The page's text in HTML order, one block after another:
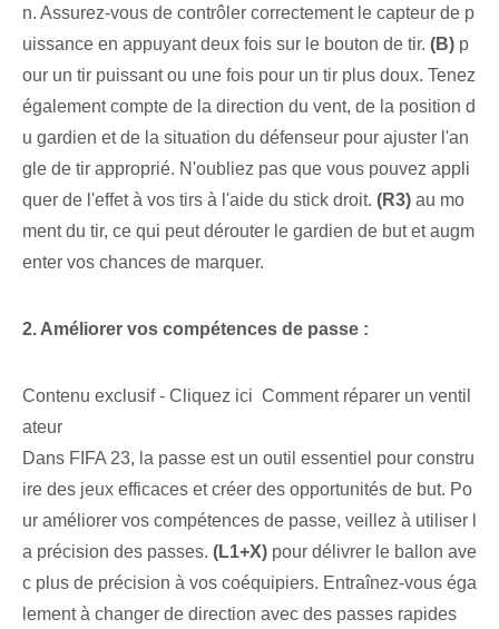
n‍. Assurez-vous de contrôler correctement le capteur de p
uissance en appuyant deux fois sur le bouton de tir. (B) ⁤p
our un tir puissant ou‍ une fois​ pour un tir plus doux. Tenez
également compte de la direction du vent, de la position d
u gardien et de la situation du défenseur pour ajuster l'an
gle de tir approprié. N'oubliez pas que vous pouvez appli
quer de l'effet à vos tirs à l'aide du stick droit. (R3) au mo
ment du tir, ce qui peut dérouter le gardien de but et augm
enter vos chances de marquer.
2. Améliorer vos compétences de passe :
Contenu exclusif - Cliquez ici Comment réparer un ventil
ateur
Dans FIFA 23, la passe⁤ est un outil essentiel pour constru
ire des jeux efficaces et créer des opportunités de but. Po
ur améliorer vos compétences de passe, veillez à utiliser l
a précision des passes. (L1+X) pour délivrer le ballon ave
c plus de précision à vos coéquipiers. Entraînez-vous éga
lement à changer de direction avec des passes rapides